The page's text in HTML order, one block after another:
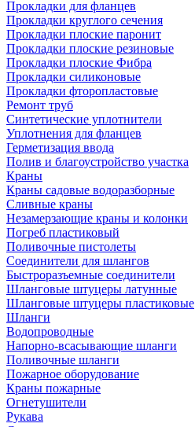
Прокладки для фланцев
Прокладки круглого сечения
Прокладки плоские паронит
Прокладки плоские резиновые
Прокладки плоские Фибра
Прокладки силиконовые
Прокладки фторопластовые
Ремонт труб
Синтетические уплотнители
Уплотнения для фланцев
Герметизация ввода
Полив и благоустройство участка
Краны
Краны садовые водоразборные
Сливные краны
Незамерзающие краны и колонки
Погреб пластиковый
Поливочные пистолеты
Соединители для шлангов
Быстроразъемные соединители
Шланговые штуцеры латунные
Шланговые штуцеры пластиковые
Шланги
Водопроводные
Напорно-всасывающие шланги
Поливочные шланги
Пожарное оборудование
Краны пожарные
Огнетушители
Рукава